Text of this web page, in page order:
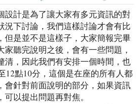
設計是為了讓大家有多元資訊的對
況下討論，我們這樣討論才會有比
但是並不是這樣子，大家簡報完畢
家聽完說明之後，會有一些問題，
清，因此我們有安排一個時間，也
12點10分，這個是在座的所有人都
會針對前面說明的部分，如果資訊
以提出問題再對焦。